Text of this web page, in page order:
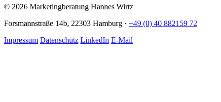
© 2026 Marketingberatung Hannes Wirtz
Forsmannstraße 14b, 22303 Hamburg · +49 (0) 40 882159 72
Impressum Datenschutz LinkedIn E-Mail